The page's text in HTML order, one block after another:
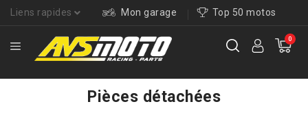
Liens rapides Mon garage Top 50 motos
0
Pièces détachées